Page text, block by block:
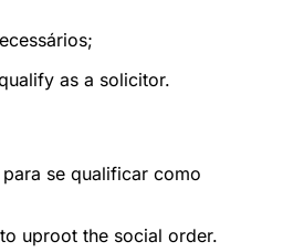
as a solicitor.
se qualificar como
uproot the social order.